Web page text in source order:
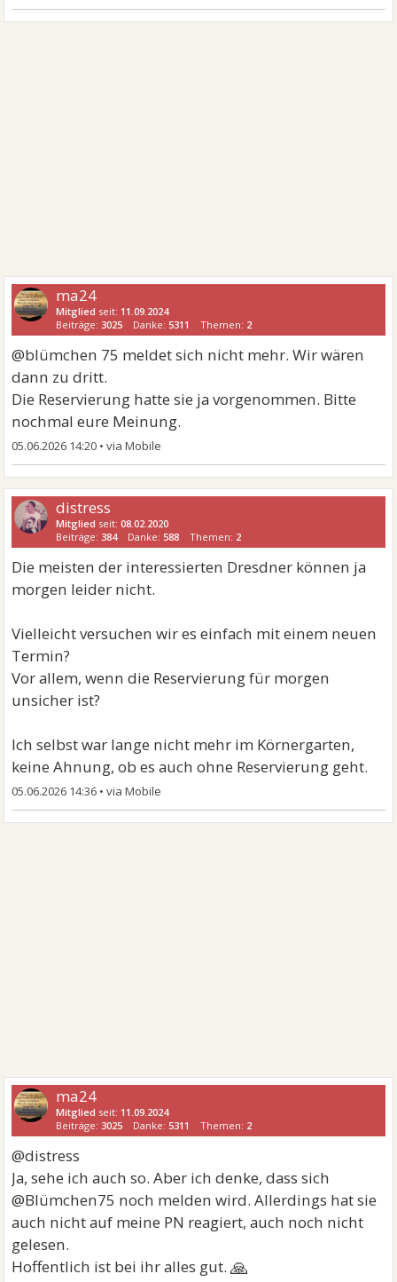
ma24
Mitglied seit: 11.09.2024
Beiträge:3025 Danke:5311 Themen: 2
@blümchen 75 meldet sich nicht mehr. Wir wären
dann zu dritt.
Die Reservierung hatte sie ja vorgenommen. Bitte
nochmal eure Meinung.
05.06.2026 14:20 •
distress
Mitglied seit:08.02.2020
Beiträge:384 Danke:588 Themen: 2
Die meisten der interessierten Dresdner können ja
morgen leider nicht.
Vielleicht versuchen wir es einfach mit einem neuen
Termin?
Vor allem, wenn die Reservierung für morgen
unsicher ist?
Ich selbst war lange nicht mehr im Körnergarten,
keine Ahnung, ob es auch ohne Reservierung geht.
05.06.2026 14:36 •
ma24
Mitglied seit: 11.09.2024
Beiträge:3025 Danke:5311 Themen: 2
@distress
Ja, sehe ich auch so. Aber ich denke, dass sich
@Blümchen75 noch melden wird. Allerdings hat sie
auch nicht auf meine PN reagiert, auch noch nicht
gelesen.
Hoffentlich ist bei ihr alles gut.🙏